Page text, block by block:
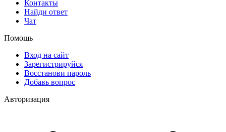
Контакты
Найди ответ
Чат
Помощь
Вход на сайт
Зарегистрируйся
Восстанови пароль
Добавь вопрос
Авторизация